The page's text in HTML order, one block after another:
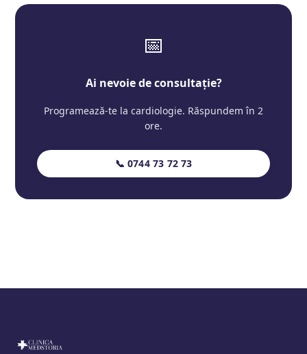
📅
Ai nevoie de consultație?
Programează-te la cardiologie. Răspundem în 2
ore.
📞 0744 73 72 73